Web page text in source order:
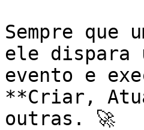
Sempre que
ele dispara
evento e
**Criar,
outras. 🚀